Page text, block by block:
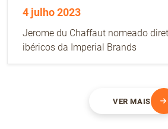
4 julho 2023
Jerome du Chaffaut nomeado
ibéricos da Imperial Brands
VER MAIS